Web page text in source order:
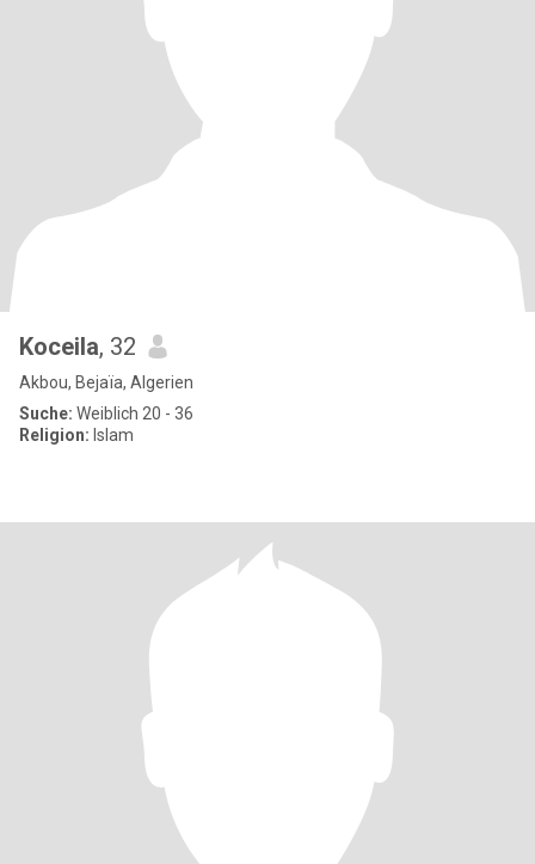
Koceila, 32
Akbou, Bejaïa, Algerien
Suche: Weiblich 20 - 36
Religion: Islam